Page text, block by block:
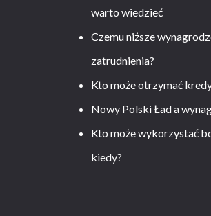
warto wiedzieć
Czemu niższe
zatrudnienia?
Kto może otrzymać
Nowy Polski Ład a
Kto może wykorzystać
kiedy?